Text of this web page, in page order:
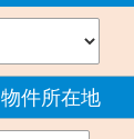
物件所在地